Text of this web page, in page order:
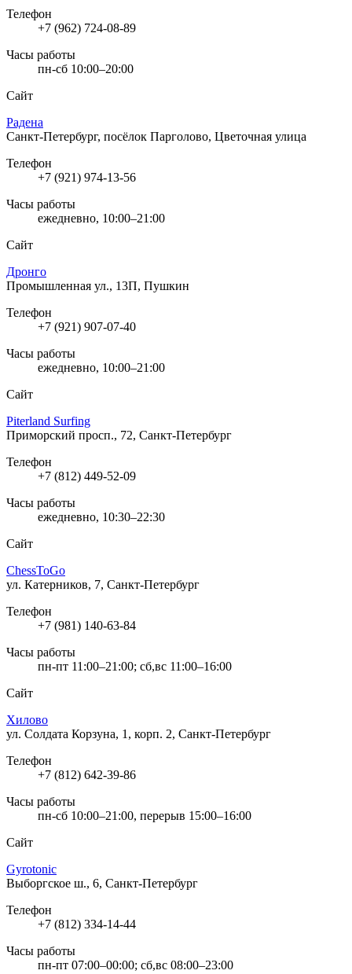
Телефон
+7 (962) 724-08-89
Часы работы
пн-сб 10:00–20:00
Сайт
Радена
Санкт-Петербург, посёлок Парголово, Цветочная улица
Телефон
+7 (921) 974-13-56
Часы работы
ежедневно, 10:00–21:00
Сайт
Дронго
Промышленная ул., 13П, Пушкин
Телефон
+7 (921) 907-07-40
Часы работы
ежедневно, 10:00–21:00
Сайт
Piterland Surfing
Приморский просп., 72, Санкт-Петербург
Телефон
+7 (812) 449-52-09
Часы работы
ежедневно, 10:30–22:30
Сайт
ChessToGo
ул. Катерников, 7, Санкт-Петербург
Телефон
+7 (981) 140-63-84
Часы работы
пн-пт 11:00–21:00; сб,вс 11:00–16:00
Сайт
Хилово
ул. Солдата Корзуна, 1, корп. 2, Санкт-Петербург
Телефон
+7 (812) 642-39-86
Часы работы
пн-сб 10:00–21:00, перерыв 15:00–16:00
Сайт
Gyrotonic
Выборгское ш., 6, Санкт-Петербург
Телефон
+7 (812) 334-14-44
Часы работы
пн-пт 07:00–00:00; сб,вс 08:00–23:00